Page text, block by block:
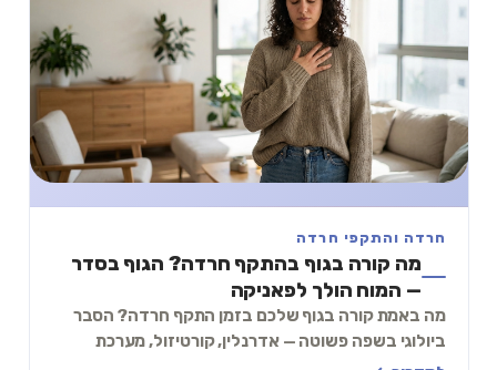
חרדה והתקפי חרדה
מה קורה בגוף בהתקף חרדה? הגוף בסדר
— המוח הולך לפאניקה
מה באמת קורה בגוף שלכם בזמן התקף חרדה? הסבר
ביולוגי בשפה פשוטה — אדרנלין, קורטיזול, מערכת